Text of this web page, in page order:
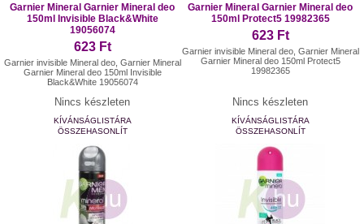
Garnier Mineral Garnier Mineral deo
150ml Invisible Black&White
19056074
623 Ft
Garnier invisible Mineral deo, Garnier Mineral
Garnier Mineral deo 150ml Invisible
Black&White 19056074
Nincs készleten
KÍVÁNSÁGLISTÁRA
ÖSSZEHASONLÍT
Garnier Mineral Garnier Mineral deo
150ml Protect5 19982365
623 Ft
Garnier invisible Mineral deo, Garnier Mineral
Garnier Mineral deo 150ml Protect5
19982365
Nincs készleten
KÍVÁNSÁGLISTÁRA
ÖSSZEHASONLÍT